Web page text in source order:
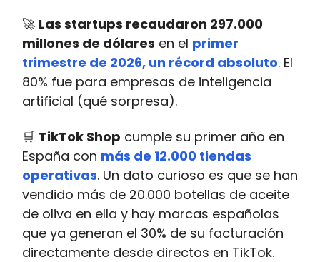
🚀 Las startups recaudaron 297.000
millones de dólares en el primer
trimestre de 2026, un récord absoluto. El
80% fue para empresas de inteligencia
artificial (qué sorpresa).
🛒 TikTok Shop cumple su primer año en
España con más de 12.000 tiendas
operativas. Un dato curioso es que se han
vendido más de 20.000 botellas de aceite
de oliva en ella y hay marcas españolas
que ya generan el 30% de su facturación
directamente desde directos en TikTok.